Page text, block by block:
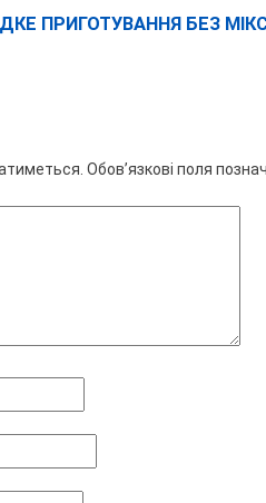
ПРИГОТУВАННЯ БЕЗ
Обов’язкові поля